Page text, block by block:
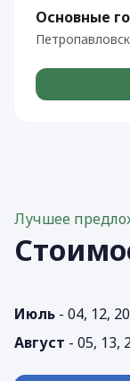
Основные
Лучшее
Июль - 04, 12,
Август - 05, 13,